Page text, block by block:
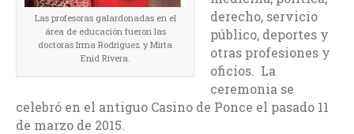
Las profesoras galardonadas en el
área de educación fueron las
doctoras Irma Rodríguez y Mirta
Enid Rivera.
derecho, servicio
público, deportes y
otras profesiones y
oficios. La
ceremonia se
celebró en el antiguo Casino de Ponce el pasado 11
de marzo de 2015.